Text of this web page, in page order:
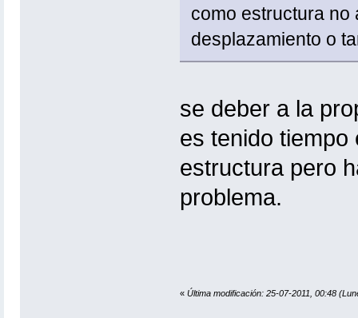
como estructura no
desplazamiento o
se deber a la
es tenido tiempo
estructura pero
problema.
« Última modificación: 25-07-2011, 00:48